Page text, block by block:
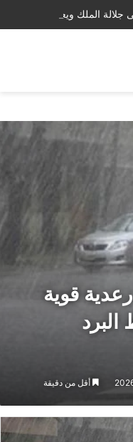
قوية
أقل من دقيقة